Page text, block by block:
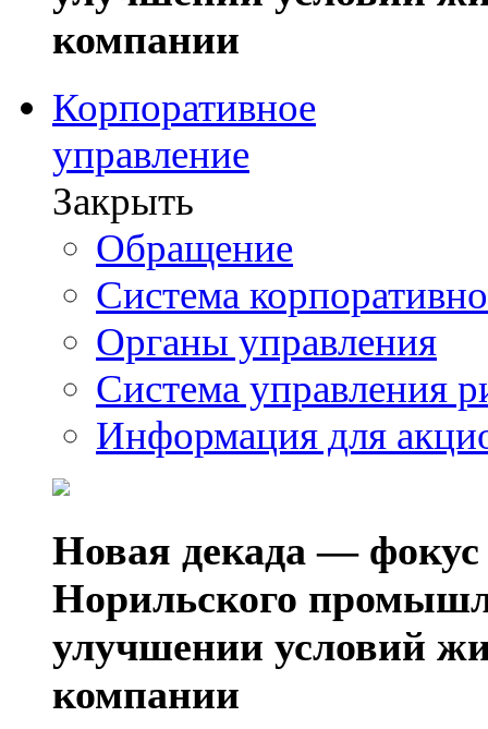
компании
Корпоративное
управление
Закрыть
Обращение
Система
Органы управления
Система управления
Информация для
Новая декада — фокус
Норильского
улучшении условий
компании